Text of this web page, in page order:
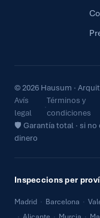
© 2026 Hausum ·
Avís
legal
·
Términos y
condiciones
🛡 Garantía total · si
dinero
Inspeccions per
Madrid · Barcelona ·